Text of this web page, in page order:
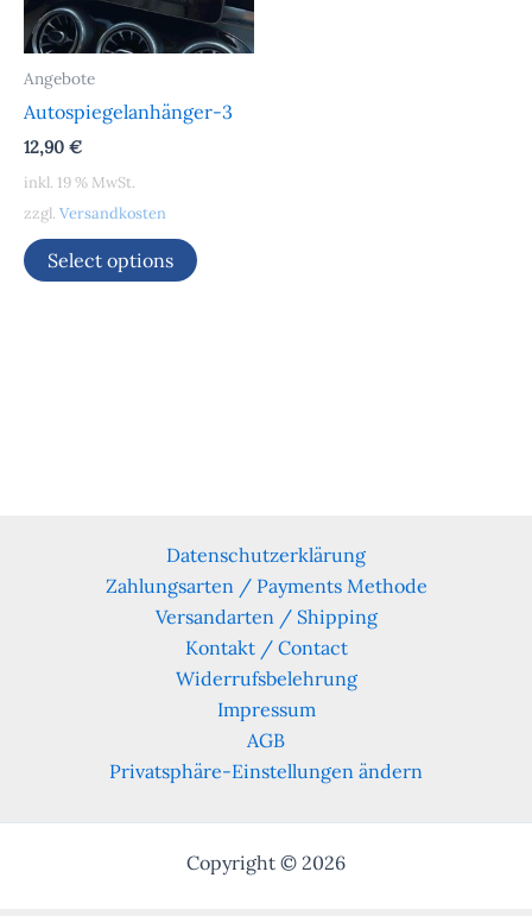
Angebote
Autospiegelanhänger-3
12,90 €
inkl. 19 % MwSt.
zzgl. Versandkosten
Select options
Datenschutzerklärung
Zahlungsarten / Payments Methode
Versandarten / Shipping
Kontakt / Contact
Widerrufsbelehrung
Impressum
AGB
Privatsphäre-Einstellungen ändern
Copyright © 2026